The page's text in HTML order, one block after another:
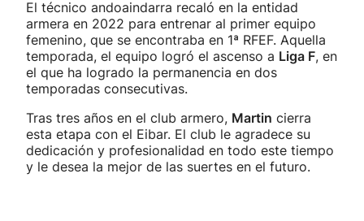
El técnico andoaindarra recaló en la entidad
armera en 2022 para entrenar al primer equipo
femenino, que se encontraba en 1ª RFEF. Aquella
temporada, el equipo logró el ascenso a Liga F, en
el que ha logrado la permanencia en dos
temporadas consecutivas.
Tras tres años en el club armero, Martin cierra
esta etapa con el Eibar. El club le agradece su
dedicación y profesionalidad en todo este tiempo
y le desea la mejor de las suertes en el futuro.